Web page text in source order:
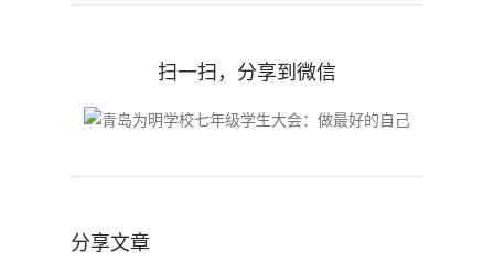
扫一扫，分享到微信
分享文章